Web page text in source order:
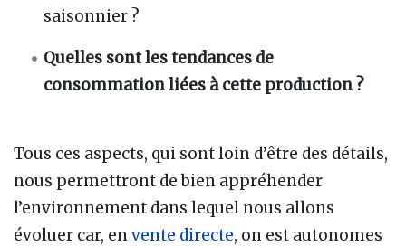
saisonnier ?
Quelles sont les tendances de
consommation liées à cette production ?
Tous ces aspects, qui sont loin d’être des détails,
nous permettront de bien appréhender
l’environnement dans lequel nous allons
évoluer car, envente directe, on est autonomes